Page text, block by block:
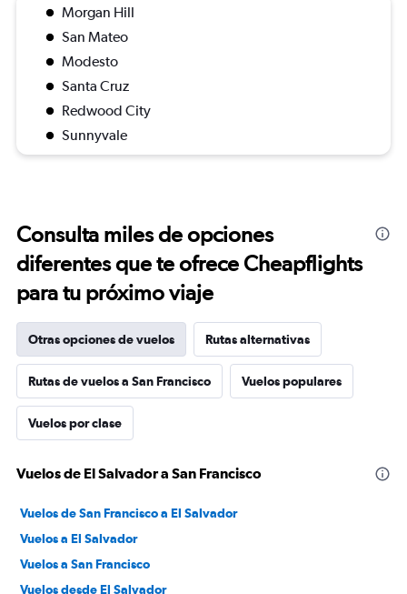
Morgan Hill
San Mateo
Modesto
Santa Cruz
Redwood City
Sunnyvale
Consulta miles de opciones
diferentes que te ofrece Cheapflights
para tu próximo viaje
Otras opciones de vuelos Rutas alternativas
Rutas de vuelos a San Francisco Vuelos populares
Vuelos por clase
Vuelos de El Salvador a San Francisco
Vuelos de San Francisco a El Salvador
Vuelos a El Salvador
Vuelos a San Francisco
Vuelos desde El Salvador